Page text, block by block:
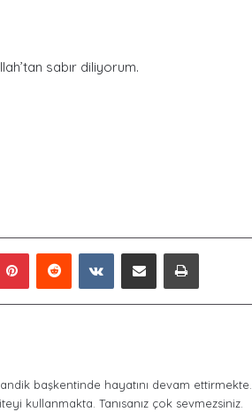
sabır diliyorum.
başkentinde hayatını devam ettirmekte.
kullanmakta. Tanısanız çok sevmezsiniz.